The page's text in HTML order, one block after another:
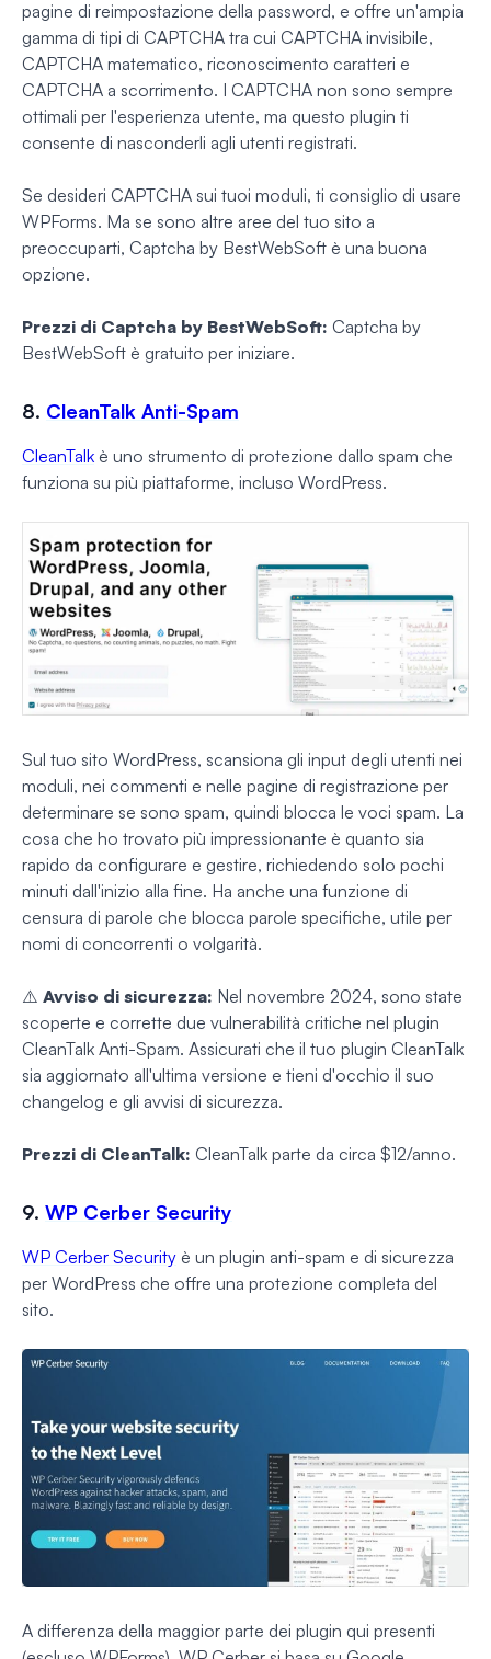
pagine di reimpostazione della password, e offre un'ampia
gamma di tipi di CAPTCHA tra cui CAPTCHA invisibile,
CAPTCHA matematico, riconoscimento caratteri e
CAPTCHA a scorrimento. I CAPTCHA non sono sempre
ottimali per l'esperienza utente, ma questo plugin ti
consente di nasconderli agli utenti registrati.
Se desideri CAPTCHA sui tuoi moduli, ti consiglio di usare
WPForms. Ma se sono altre aree del tuo sito a
preoccuparti, Captcha by BestWebSoft è una buona
opzione.
Prezzi di Captcha by BestWebSoft: Captcha by
BestWebSoft è gratuito per iniziare.
8. CleanTalk Anti-Spam
CleanTalk è uno strumento di protezione dallo spam che
funziona su più piattaforme, incluso WordPress.
Sul tuo sito WordPress, scansiona gli input degli utenti nei
moduli, nei commenti e nelle pagine di registrazione per
determinare se sono spam, quindi blocca le voci spam. La
cosa che ho trovato più impressionante è quanto sia
rapido da configurare e gestire, richiedendo solo pochi
minuti dall'inizio alla fine. Ha anche una funzione di
censura di parole che blocca parole specifiche, utile per
nomi di concorrenti o volgarità.
⚠️ Avviso di sicurezza: Nel novembre 2024, sono state
scoperte e corrette due vulnerabilità critiche nel plugin
CleanTalk Anti-Spam. Assicurati che il tuo plugin CleanTalk
sia aggiornato all'ultima versione e tieni d'occhio il suo
changelog e gli avvisi di sicurezza.
Prezzi di CleanTalk: CleanTalk parte da circa $12/anno.
9. WP Cerber Security
WP Cerber Security è un plugin anti-spam e di sicurezza
per WordPress che offre una protezione completa del
sito.
A differenza della maggior parte dei plugin qui presenti